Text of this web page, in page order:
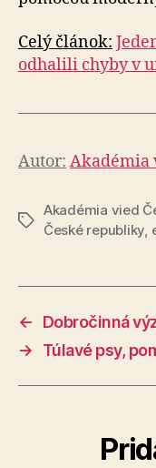
Celý článok:
odhalili chyby v
Autor: Akadémia
Značky
Akadémia vied
České republiky
←
Dobročinná
→
Túlavé psy,